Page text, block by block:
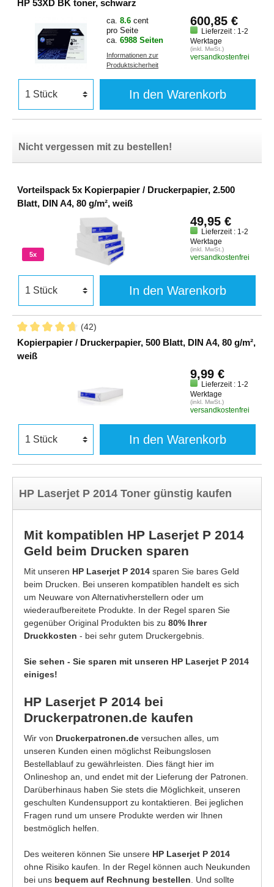
HP 53XD BK toner, schwarz
ca. 8.6 cent
pro Seite
ca. 6988 Seiten
Informationen zur
Produktsicherheit
600,85 €
Lieferzeit : 1-2
Werktage
(inkl. MwSt.)
versandkostenfrei
In den Warenkorb
Nicht vergessen mit zu bestellen!
Vorteilspack 5x Kopierpapier / Druckerpapier, 2.500
Blatt, DIN A4, 80 g/m², weiß
5x
49,95 €
Lieferzeit : 1-2
Werktage
(inkl. MwSt.)
versandkostenfrei
In den Warenkorb
(42)
Kopierpapier / Druckerpapier, 500 Blatt, DIN A4, 80 g/m²,
weiß
9,99 €
Lieferzeit : 1-2
Werktage
(inkl. MwSt.)
versandkostenfrei
In den Warenkorb
HP Laserjet P 2014 Toner günstig kaufen
Mit kompatiblen HP Laserjet P 2014
Geld beim Drucken sparen
Mit unseren HP Laserjet P 2014 sparen Sie bares Geld
beim Drucken. Bei unseren kompatiblen handelt es sich
um Neuware von Alternativherstellern oder um
wiederaufbereitete Produkte. In der Regel sparen Sie
gegenüber Original Produkten bis zu 80% Ihrer
Druckkosten - bei sehr gutem Druckergebnis.
Sie sehen - Sie sparen mit unseren HP Laserjet P 2014
einiges!
HP Laserjet P 2014 bei
Druckerpatronen.de kaufen
Wir von Druckerpatronen.de versuchen alles, um
unseren Kunden einen möglichst Reibungslosen
Bestellablauf zu gewährleisten. Dies fängt hier im
Onlineshop an, und endet mit der Lieferung der Patronen.
Darüberhinaus haben Sie stets die Möglichkeit, unseren
geschulten Kundensupport zu kontaktieren. Bei jeglichen
Fragen rund um unsere Produkte werden wir Ihnen
bestmöglich helfen.
Des weiteren können Sie unsere HP Laserjet P 2014
ohne Risiko kaufen. In der Regel können auch Neukunden
bei uns bequem auf Rechnung bestellen . Und sollte